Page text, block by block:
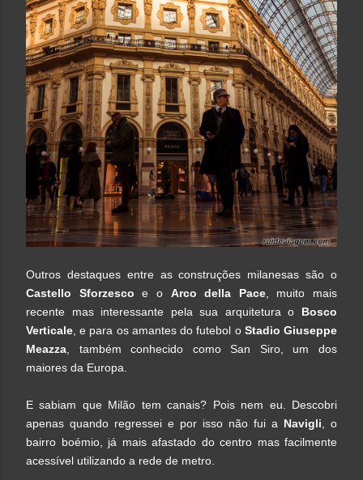
Outros destaques entre as construções milanesas são o
Castello Sforzesco e o Arco della Pace, muito mais
recente mas interessante pela sua arquitetura o Bosco
Verticale, e para os amantes do futebol o Stadio Giuseppe
Meazza, também conhecido como San Siro, um dos
maiores da Europa.
E sabiam que Milão tem canais? Pois nem eu. Descobri
apenas quando regressei e por isso não fui a Navigli, o
bairro boémio, já mais afastado do centro mas facilmente
acessível utilizando a rede de metro.